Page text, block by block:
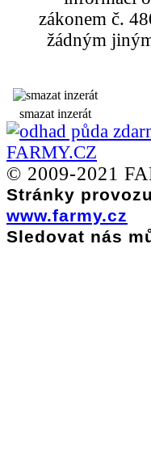
zákonem č.
žádným
smazat inzerát
© 2009-2021
Stránky
www.farmy.cz
Sledovat nás